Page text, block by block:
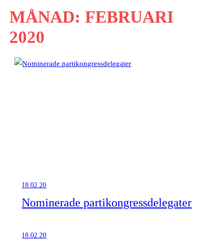
MÅNAD: FEBRUARI
2020
18.02.20
Nominerade partikongressdelegater
18.02.20